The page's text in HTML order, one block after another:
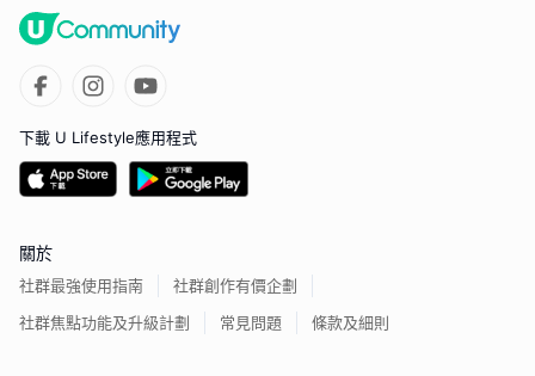
下載 U Lifestyle應用程式
關於
社群最強使用指南
社群創作有價企劃
社群焦點功能及升級計劃
常見問題 條款及細則